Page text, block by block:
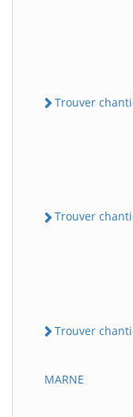
Trouver
Trouver
Trouver
MARNE